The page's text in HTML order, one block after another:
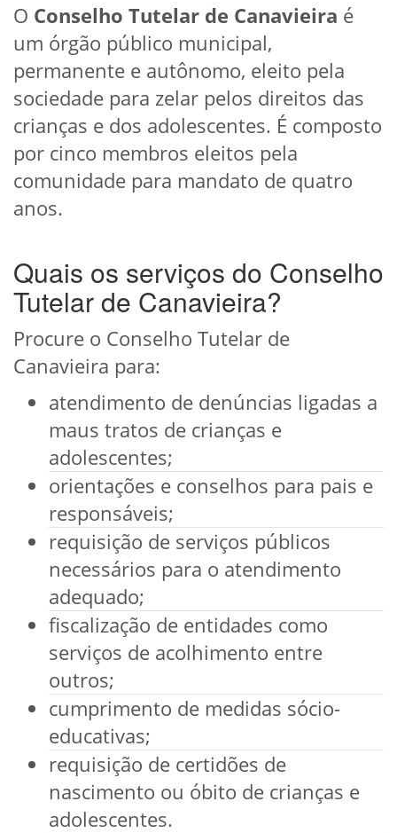
O Conselho Tutelar de Canavieira é
um órgão público municipal,
permanente e autônomo, eleito pela
sociedade para zelar pelos direitos das
crianças e dos adolescentes. É composto
por cinco membros eleitos pela
comunidade para mandato de quatro
anos.
Quais os serviços do Conselho
Tutelar de Canavieira?
Procure o Conselho Tutelar de
Canavieira para:
atendimento de denúncias ligadas a
maus tratos de crianças e
adolescentes;
orientações e conselhos para pais e
responsáveis;
requisição de serviços públicos
necessários para o atendimento
adequado;
fiscalização de entidades como
serviços de acolhimento entre
outros;
cumprimento de medidas sócio-
educativas;
requisição de certidões de
nascimento ou óbito de crianças e
adolescentes.